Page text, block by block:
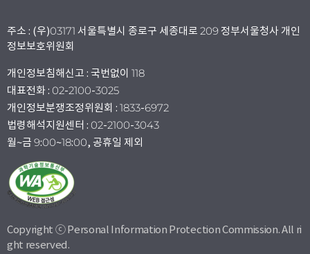
주소 : (우)03171 서울특별시 종로구 세종대로 209 정부서울청사 개인
정보보호위원회
개인정보침해신고 : 국번없이 118
대표전화 : 02-2100-3025
개인정보분쟁조정위원회 : 1833-6972
법령해석지원센터 : 02-2100-3043
월~금 9:00~18:00, 공휴일 제외
Copyright ⓒ Personal Information Protection Commission. All ri
ght reserved.